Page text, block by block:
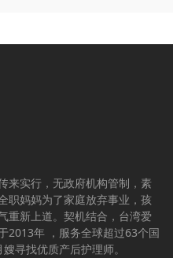
来实行，无政府机构管制，素
职妈妈为了家庭放弃事业，孩
重新上道。契机结合，台湾爱
2013年 ，服务全球超过63个国
寻找优质产后护理师。